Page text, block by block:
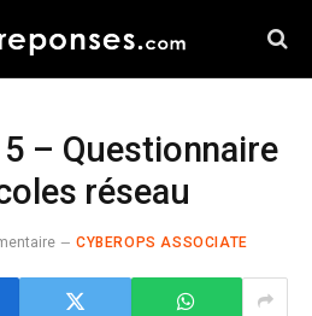
– Questionnaire
réseau
CYBEROPS ASSOCIATE